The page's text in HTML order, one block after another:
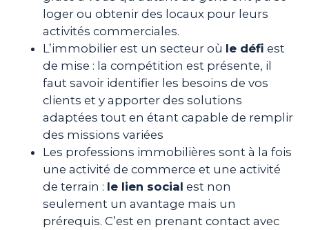
loger ou obtenir des locaux pour leurs
activités commerciales.
L’immobilier est un secteur où le défi est
de mise : la compétition est présente, il
faut savoir identifier les besoins de vos
clients et y apporter des solutions
adaptées tout en étant capable de remplir
des missions variées
Les professions immobilières sont à la fois
une activité de commerce et une activité
de terrain : le lien social est non
seulement un avantage mais un
prérequis. C’est en prenant contact avec